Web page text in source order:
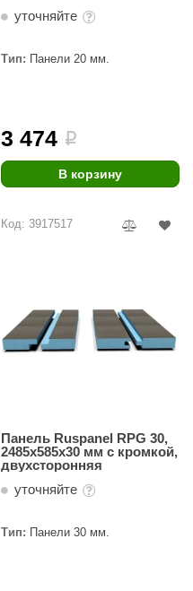
уточняйте
Тип: Панели 20 мм.
3 474 i
В корзину
Код: 3917517
Панель Ruspanel RPG 30,
2485х585х30 мм с кромкой,
двухсторонняя
уточняйте
Тип: Панели 30 мм.